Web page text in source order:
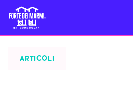
EVENTI
ARTICOLI